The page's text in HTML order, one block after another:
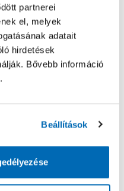
partnerei
el, melyek
adatait
hirdetések
Bővebb információ
Beállítások